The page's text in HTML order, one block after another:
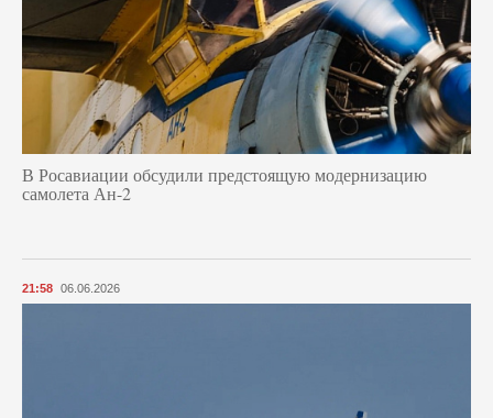
В Росавиации обсудили предстоящую модернизацию
самолета Ан-2
21:58 06.06.2026